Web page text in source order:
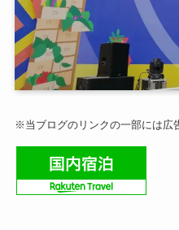
※当ブログのリンクの一部には広